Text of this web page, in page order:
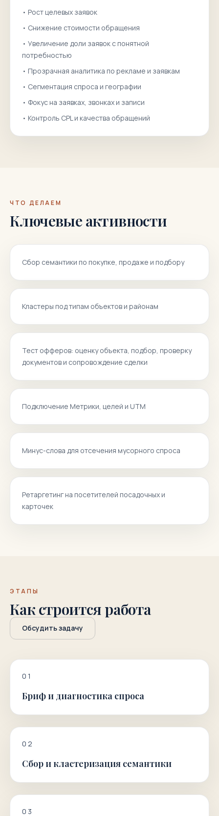
• Рост целевых заявок
• Снижение стоимости обращения
• Увеличение доли заявок с понятной
потребностью
• Прозрачная аналитика по рекламе и заявкам
• Сегментация спроса и географии
• Фокус на заявках, звонках и записи
• Контроль CPL и качества обращений
ЧТО ДЕЛАЕМ
Ключевые активности
Сбор семантики по покупке, продаже и подбору
Кластеры под типам объектов и районам
Тест офферов: оценку объекта, подбор, проверку
документов и сопровождение сделки
Подключение Метрики, целей и UTM
Минус-слова для отсечения мусорного спроса
Ретаргетинг на посетителей посадочных и
карточек
ЭТАПЫ
Как строится работа
Обсудить задачу
01
Бриф и диагностика спроса
02
Сбор и кластеризация семантики
0 3